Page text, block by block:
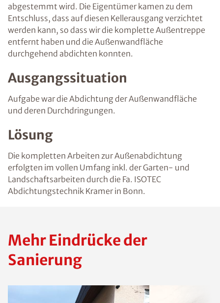
abgestemmt wird. Die Eigentümer kamen zu dem
Entschluss, dass auf diesen Kellerausgang verzichtet
werden kann, so dass wir die komplette Außentreppe
entfernt haben und die Außenwandfläche
durchgehend abdichten konnten.
Ausgangssituation
Aufgabe war die Abdichtung der Außenwandfläche
und deren Durchdringungen.
Lösung
Die kompletten Arbeiten zur Außenabdichtung
erfolgten im vollen Umfang inkl. der Garten- und
Landschaftsarbeiten durch die Fa. ISOTEC
Abdichtungstechnik Kramer in Bonn.
Mehr Eindrücke der
Sanierung